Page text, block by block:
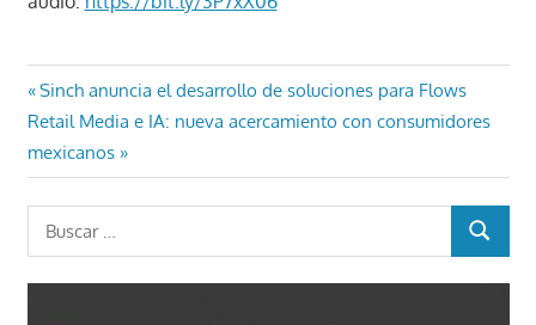
Navegación
de
entradas
Entrada
anterior:
Sinch anuncia el desarrollo de soluciones para Flows
Entrada
siguiente:
Retail Media e IA: nueva acercamiento con consumidores
mexicanos
BUSCAR